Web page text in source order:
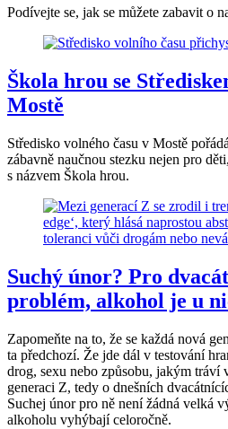
Podívejte se, jak se můžete zabavit o
Škola hrou se
Mostě
Středisko volného času v Mostě
zábavně naučnou stezku nejen pro
s názvem Škola hrou.
Suchý únor? Pro
problém, alkohol je u
Zapomeňte na to, že se každá nová
ta předchozí. Že jde dál v testování
drog, sexu nebo způsobu, jakým tráví
generaci Z, tedy o dnešních
Suchej únor pro ně není žádná velká
alkoholu vyhýbají celoročně.